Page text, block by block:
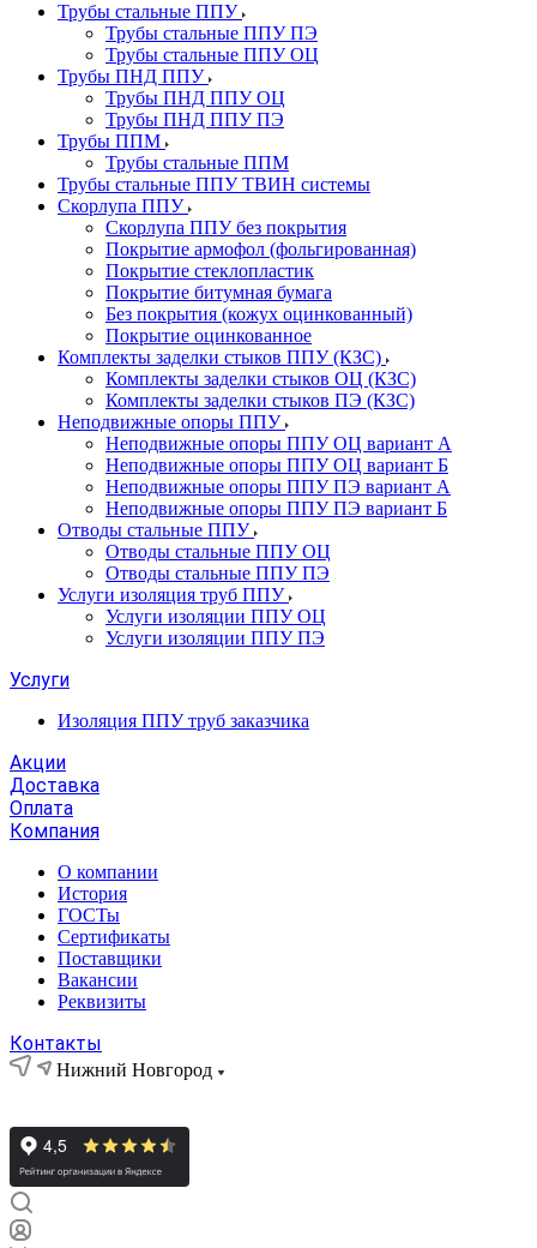
Трубы стальные ППУ
Трубы стальные ППУ ПЭ
Трубы стальные ППУ ОЦ
Трубы ПНД ППУ
Трубы ПНД ППУ ОЦ
Трубы ПНД ППУ ПЭ
Трубы ППМ
Трубы стальные ППМ
Трубы стальные ППУ ТВИН системы
Скорлупа ППУ
Скорлупа ППУ без покрытия
Покрытие армофол (фольгированная)
Покрытие стеклопластик
Покрытие битумная бумага
Без покрытия (кожух оцинкованный)
Покрытие оцинкованное
Комплекты заделки стыков ППУ (КЗС)
Комплекты заделки стыков ОЦ (КЗС)
Комплекты заделки стыков ПЭ (КЗС)
Неподвижные опоры ППУ
Неподвижные опоры ППУ ОЦ вариант А
Неподвижные опоры ППУ ОЦ вариант Б
Неподвижные опоры ППУ ПЭ вариант А
Неподвижные опоры ППУ ПЭ вариант Б
Отводы стальные ППУ
Отводы стальные ППУ ОЦ
Отводы стальные ППУ ПЭ
Услуги изоляция труб ППУ
Услуги изоляции ППУ ОЦ
Услуги изоляции ППУ ПЭ
Услуги
Изоляция ППУ труб заказчика
Акции
Доставка
Оплата
Компания
О компании
История
ГОСТы
Сертификаты
Поставщики
Вакансии
Реквизиты
Контакты
Нижний Новгород